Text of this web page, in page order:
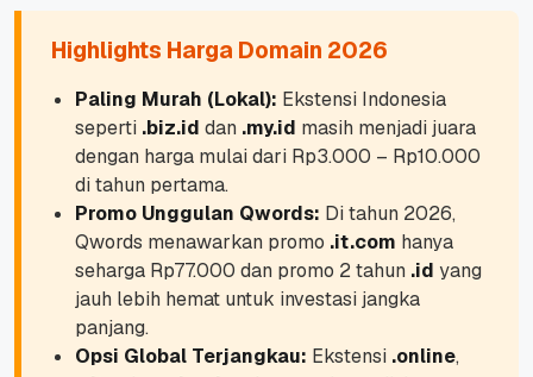
Highlights Harga Domain 2026
Paling Murah (Lokal): Ekstensi Indonesia
seperti .biz.id dan .my.id masih menjadi juara
dengan harga mulai dari Rp3.000 – Rp10.000
di tahun pertama.
Promo Unggulan Qwords: Di tahun 2026,
Qwords menawarkan promo .it.com hanya
seharga Rp77.000 dan promo 2 tahun .id yang
jauh lebih hemat untuk investasi jangka
panjang.
Opsi Global Terjangkau: Ekstensi .online,